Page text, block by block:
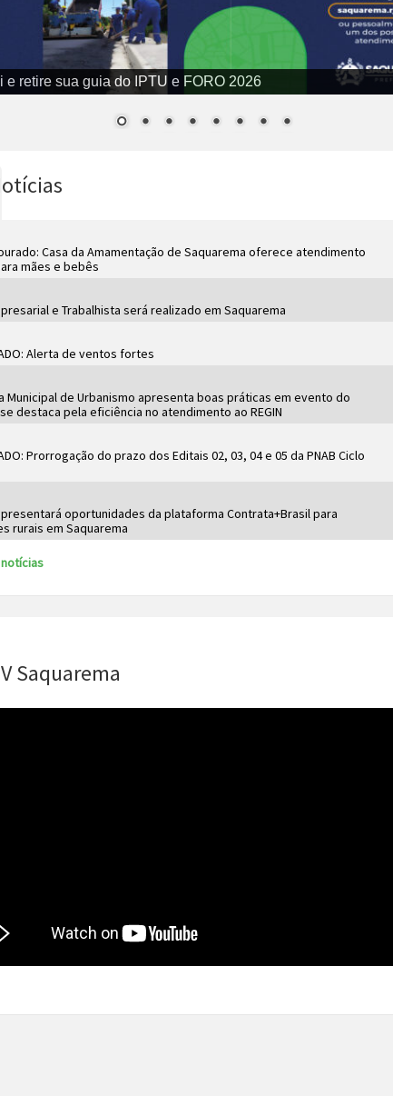
e retire sua guia do IPTU e FORO 2026
Casa da Amamentação de Saquarema oferece atendimento
mães e bebês
e Trabalhista será realizado em Saquarema
Alerta de ventos fortes
Municipal de Urbanismo apresenta boas práticas em evento do
destaca pela eficiência no atendimento ao REGIN
Prorrogação do prazo dos Editais 02, 03, 04 e 05 da PNAB Ciclo
oportunidades da plataforma Contrata+Brasil para
rurais em Saquarema
Saquarema